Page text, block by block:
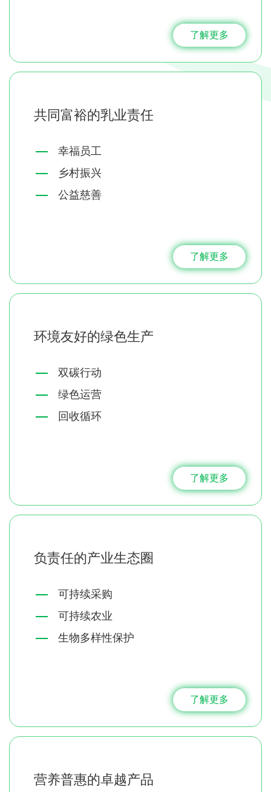
了解更多
共同富裕的乳业责任
幸福员工
乡村振兴
公益慈善
了解更多
环境友好的绿色生产
双碳行动
绿色运营
回收循环
了解更多
负责任的产业生态圈
可持续采购
可持续农业
生物多样性保护
了解更多
营养普惠的卓越产品